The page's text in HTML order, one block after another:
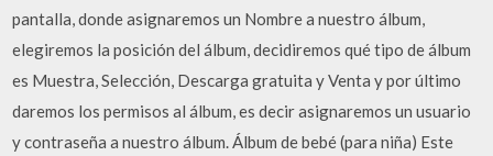
pantalla, donde asignaremos un Nombre a nuestro álbum,
elegiremos la posición del álbum, decidiremos qué tipo de álbum
es Muestra, Selección, Descarga gratuita y Venta y por último
daremos los permisos al álbum, es decir asignaremos un usuario
y contraseña a nuestro álbum. Álbum de bebé (para niña) Este